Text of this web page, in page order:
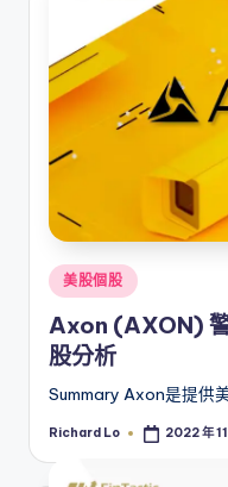
Posted
in
美股個股
Axon (AXON)
股分析
Summary Axon是提供
Posted
Richard Lo 2022 年 11